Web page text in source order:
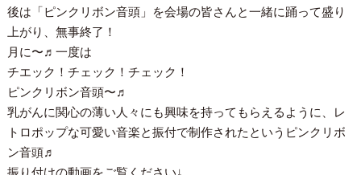
後は「ピンクリボン音頭」を会場の皆さんと一緒に踊って盛り
上がり、無事終了！
月に〜♬一度は
チエック！チェック！チェック！
ピンクリボン音頭〜♬
乳がんに関心の薄い人々にも興味を持ってもらえるように、レ
トロポップな可愛い音楽と振付で制作されたというピンクリボ
ン音頭♬
振り付けの動画をご覧ください↓